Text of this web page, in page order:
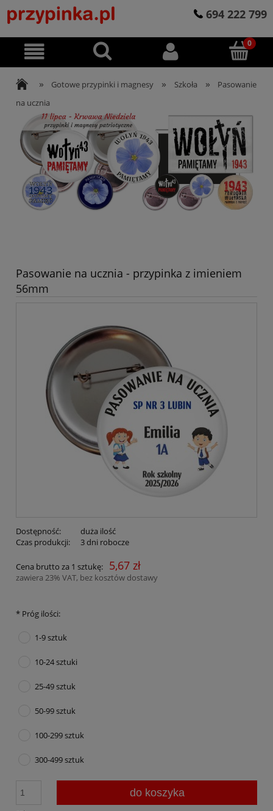
694 222 799
» Gotowe przypinki i magnesy » Szkoła »
Pasowanie
na ucznia
Pasowanie na ucznia - przypinka z imieniem
56mm
Dostępność:
duża ilość
Czas produkcji:
3 dni robocze
Cena brutto za 1 sztukę: 5,67 zł
zawiera 23% VAT, bez kosztów dostawy
* Próg ilości:
1-9 sztuk
10-24 sztuki
25-49 sztuk
50-99 sztuk
100-299 sztuk
300-499 sztuk
do koszyka